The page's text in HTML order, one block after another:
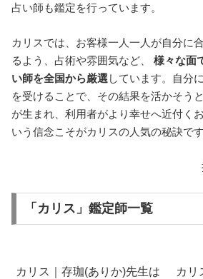
占い師も鑑定を行っています。
カリスでは、お客様一人一人が自分に
るよう、占術や雰囲気など、 様々な面
い師を全国から厳選 しています。自分
を受けることで、その結果を活かそう
が生まれ、利用者がより幸せへ近付く
いう信念こそがカリスの人気の秘訣です
「カリス」鑑定師一覧
カリス｜存珈(ありか)先生は
カリ